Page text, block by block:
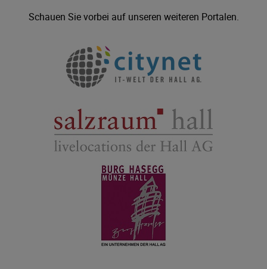
Schauen Sie vorbei auf unseren weiteren Portalen.